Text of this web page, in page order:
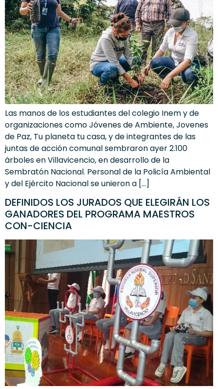
Las manos de los estudiantes del colegio Inem y de
organizaciones como Jóvenes de Ambiente, Jovenes
de Paz, Tu planeta tu casa, y de integrantes de las
juntas de acción comunal sembraron ayer 2.100
árboles en Villavicencio, en desarrollo de la
Sembratón Nacional. Personal de la Policía Ambiental
y del Ejército Nacional se unieron a […]
DEFINIDOS LOS JURADOS QUE ELEGIRÁN LOS
GANADORES DEL PROGRAMA MAESTROS
CON-CIENCIA